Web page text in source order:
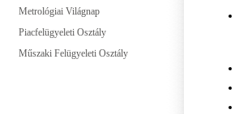
Metrológiai Világnap
Piacfelügyeleti Osztály
Műszaki Felügyeleti Osztály